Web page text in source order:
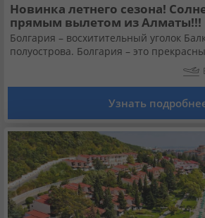
Новинка летнего сезона!
прямым вылетом из Алматы!!!
Болгария – восхитительный уголок
полуострова. Болгария – это
Узнать